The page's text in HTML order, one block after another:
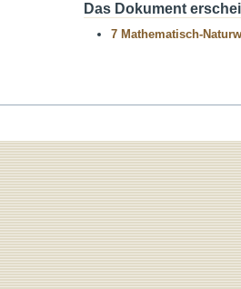
Das Dokument
7 Mathematisch-